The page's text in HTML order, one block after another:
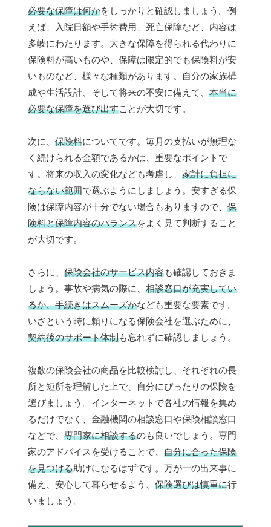
必要な保障は何かをしっかりと確認しましょう。例
えば、入院日額や手術費用、死亡保障など、内容は
多岐にわたります。大きな保障を得られる代わりに
保険料が高いものや、保障は限定的でも保険料が安
いものなど、様々な種類があります。自分の家族構
成や生活設計、そして将来の不安に備えて、 本当に
必要な保障を選び出すことが大切です。
次に、 保険料についてです。毎月の支払いが無理な
く続けられる金額であるかは、重要なポイントで
す。将来の収入の変化なども考慮し、 家計に負担に
ならない範囲で選ぶようにしましょう。安すぎる保
険は保障内容が十分でない場合もありますので、 保
険料と保障内容のバランスをよく見て判断すること
が大切です。
さらに、 保険会社のサービス内容も確認しておきま
しょう。事故や病気の際に、 相談窓口が充実してい
るか、手続きはスムーズかなども重要な要素です。
いざという時に頼りになる保険会社を選ぶために、
契約後のサポート体制も忘れずに確認しましょう。
複数の保険会社の商品を比較検討し、それぞれの長
所と短所を理解した上で、自分にぴったりの保険を
選びましょう。インターネットで各社の情報を集め
るだけでなく、金融機関の相談窓口や保険相談窓口
などで、 専門家に相談するのも良いでしょう。専門
家のアドバイスを受けることで、 自分に合った保険
を見つける助けになるはずです。万が一の出来事に
備え、安心して暮らせるよう、 保険選びは慎重に行
いましょう。